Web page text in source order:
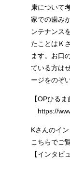
康について
家での歯み
ンテナンス
たことはＫ
ます。お口
ている方は
ージをのぞ
【OPひる
https://
Kさんのイ
こちらでご
【インタビ